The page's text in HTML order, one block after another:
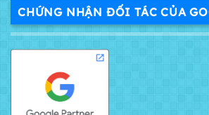
CHỨNG NHẬN ĐỐI TÁC CỦA